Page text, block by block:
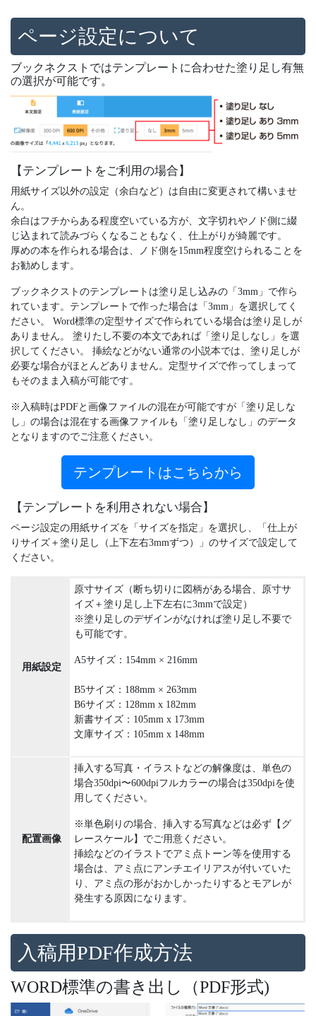
ページ設定について
ブックネクストではテンプレートに合わせた塗り足し有無
の選択が可能です。
【テンプレートをご利用の場合】
用紙サイズ以外の設定（余白など）は自由に変更されて構いませ
ん。
余白はフチからある程度空いている方が、文字切れやノド側に綴
じ込まれて読みづらくなることもなく、仕上がりが綺麗です。
厚めの本を作られる場合は、ノド側を15mm程度空けられることを
お勧めします。
ブックネクストのテンプレートは塗り足し込みの「3mm」で作ら
れています。テンプレートで作った場合は「3mm」を選択してく
ださい。 Word標準の定型サイズで作られている場合は塗り足しが
ありません。 塗りたし不要の本文であれば「塗り足しなし」を選
択してください。 挿絵などがない通常の小説本では、塗り足しが
必要な場合がほとんどありません。定型サイズで作ってしまって
もそのまま入稿が可能です。
※入稿時はPDFと画像ファイルの混在が可能ですが「塗り足しな
し」の場合は混在する画像ファイルも「塗り足しなし」のデータ
となりますのでご注意ください。
テンプレートはこちらから
【テンプレートを利用されない場合】
ページ設定の用紙サイズを「サイズを指定」を選択し、「仕上が
りサイズ＋塗り足し（上下左右3mmずつ）」のサイズで設定して
ください。
用紙設定
原寸サイズ（断ち切りに図柄がある場合、原寸サ
イズ＋塗り足し上下左右に3mmで設定）
※塗り足しのデザインがなければ塗り足し不要で
も可能です。
A5サイズ：154mm × 216mm
B5サイズ：188mm × 263mm
B6サイズ：128mm x 182mm
新書サイズ：105mm x 173mm
文庫サイズ：105mm x 148mm
配置画像
挿入する写真・イラストなどの解像度は、 単色の
場合350dpi〜600dpiフルカラーの場合は350dpiを使
用してください。
※単色刷りの場合、挿入する写真などは必ず【グ
レースケール】でご用意ください。
挿絵などのイラストでアミ点トーン等を使用する
場合は、アミ点にアンチエイリアスが付いていた
り、アミ点の形がおかしかったりするとモアレが
発生する原因になります。
入稿用PDF作成方法
WORD標準の書き出し（PDF形式)